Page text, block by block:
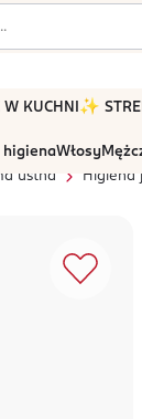
W KUCHNI ✨
higienaWłosy
ustna Higiena